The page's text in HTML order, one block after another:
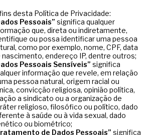
desta Política de Privacidade:
Pessoais” significa qualquer
que, direta ou indiretamente,
ou possa identificar uma pessoa
como por exemplo, nome, CPF, data
nascimento, endereço IP, dentre outros;
Pessoais Sensíveis” significa
informação que revele, em relação
pessoa natural, origem racial ou
convicção religiosa, opinião política,
a sindicato ou a organização de
religioso, filosófico ou político, dado
à saúde ou à vida sexual, dado
ou biométrico;
de Dados Pessoais” significa